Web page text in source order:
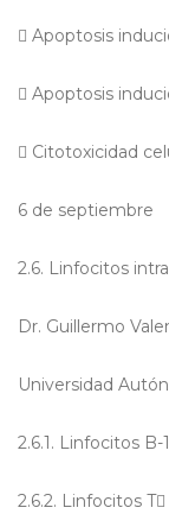
 Apoptosis
 Apoptosis
 Citotoxicidad
6 de septiembre
2.6. Linfocitos
Dr. Guillermo
Universidad
2.6.1. Linfocitos B-1
2.6.2. Linfocitos T